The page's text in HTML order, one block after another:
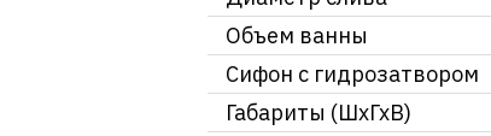
Объем ванны
Сифон с гидрозатвором
Габариты (ШхГхВ)